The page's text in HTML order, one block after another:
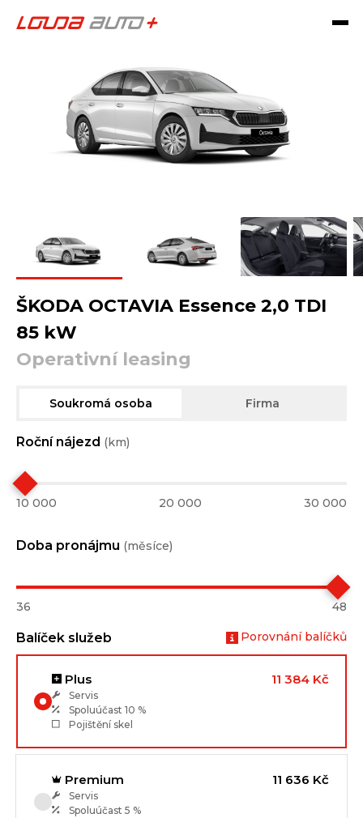
ŠKODA OCTAVIA Essence 2,0 TDI
85 kW
Operativní leasing
Soukromá osoba Firma
Roční nájezd (km)
10 000 20 000 30 000
Doba pronájmu (měsíce)
36 48
Balíček služeb Porovnání balíčků
Plus 11 384 Kč
Servis
Spoluúčast 10 %
Pojištění skel
Premium 11 636 Kč
Servis
Spoluúčast 5 %